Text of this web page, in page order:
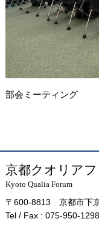
部会ミーティング
京都クオリア
Kyoto Qualia Forum
〒600-8813 京都市下
Tel / Fax : 075-950-1298